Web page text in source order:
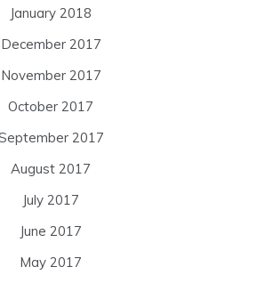
January 2018
December 2017
November 2017
October 2017
2017
August 2017
July 2017
June 2017
May 2017